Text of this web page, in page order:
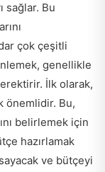
sağlar. Bu
çok çeşitli
genellikle
İlk olarak,
önemlidir. Bu,
belirlemek için
hazırlamak
ve bütçeyi